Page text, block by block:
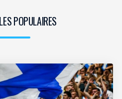
POPULAIRES